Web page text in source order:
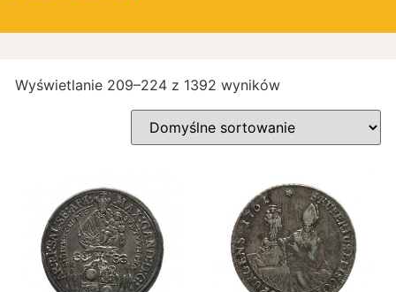
Wyświetlanie 209–224 z 1392 wyników